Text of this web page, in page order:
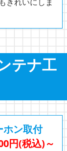
テナ工
ホン取付
円(税込)～